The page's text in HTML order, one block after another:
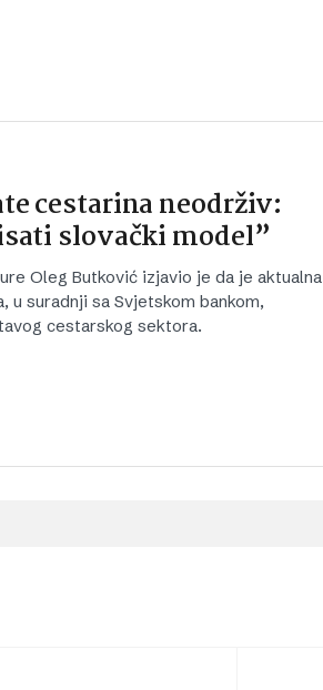
cestarina neodrživ:
slovački model”
Oleg Butković izjavio je da je aktualna
u suradnji sa Svjetskom bankom,
cestarskog sektora.